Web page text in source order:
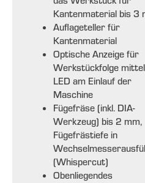
Kantenmaterial bis 3
Auflageteller für
Kantenmaterial
Optische Anzeige für
Werkstückfolge
LED am Einlauf der
Maschine
Fügefräse (inkl. DIA-
Werkzeug) bis 2 mm,
Fügefrästiefe in
(Whispercut)
Obenliegendes